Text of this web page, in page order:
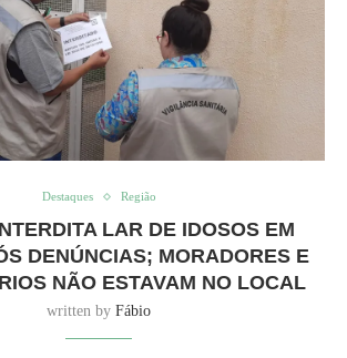
Destaques Região
LAR DE IDOSOS EM
DENÚNCIAS; MORADORES E
NÃO ESTAVAM NO LOCAL
written by Fábio